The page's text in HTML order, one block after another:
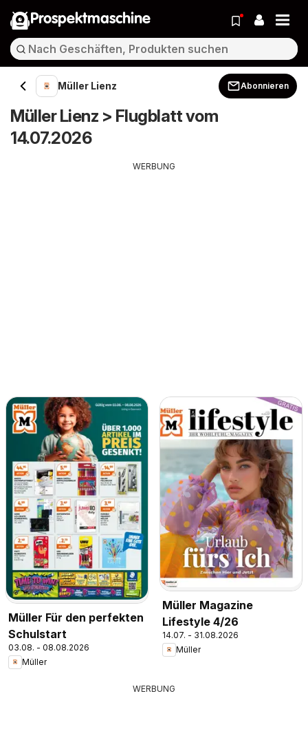
Prospektmaschine
Müller Lienz Abonnieren
Müller Lienz > Flugblatt vom
14.07.2026
WERBUNG
Müller Für den perfekten
Schulstart
03.08. - 08.08.2026
Müller
Müller Magazine
Lifestyle 4/26
14.07. - 31.08.2026
Müller
WERBUNG